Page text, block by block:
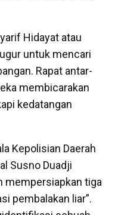
Hidayat atau
untuk mencari
Rapat antar-
membicarakan
kedatangan
Kepolisian Daerah
Susno Duadji
mempersiapkan tiga
pembalakan liar”.